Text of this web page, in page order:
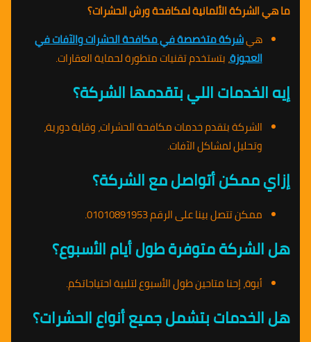
ما هي الشركة الألمانية لمكافحة ورش الحشرات؟
هيشركة متخصصة في مكافحة الحشرات والآفات في
العجوزة، بتستخدم تقنيات متطورة لحماية العقارات.
إيه الخدمات اللي بتقدمها الشركة؟
الشركة بتقدم خدمات مكافحة الحشرات، وقاية دورية،
وتحليل لمشاكل الآفات.
إزاي ممكن أتواصل مع الشركة؟
ممكن تتصل بينا على الرقم 01010891953.
هل الشركة متوفرة طول أيام الأسبوع؟
أيوة، إحنا متاحين طول الأسبوع لتلبية احتياجاتكم.
هل الخدمات بتشمل جميع أنواع الحشرات؟